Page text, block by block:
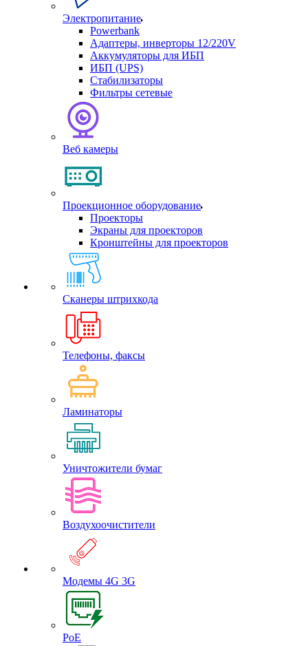
Электропитание
Powerbank
Адаптеры, инверторы 12/220V
Аккумуляторы для ИБП
ИБП (UPS)
Стабилизаторы
Фильтры сетевые
Веб камеры
Проекционное оборудование
Проекторы
Экраны для проекторов
Кронштейны для проекторов
Сканеры штрихкода
Телефоны, факсы
Ламинаторы
Уничтожители бумаг
Воздухоочистители
Модемы 4G 3G
PoE